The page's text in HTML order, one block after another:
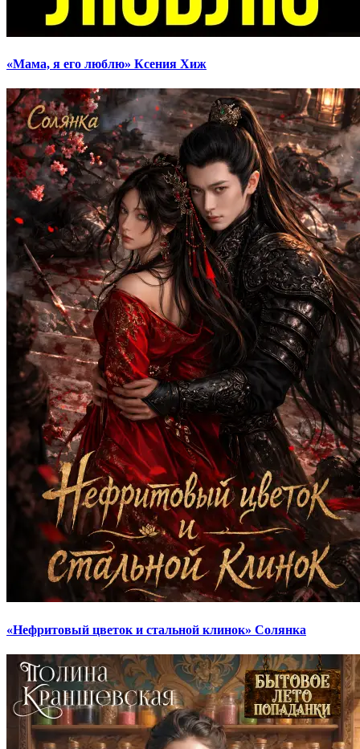
«Мама, я его люблю» Ксения Хиж
«Нефритовый цветок и стальной клинок» Солянка